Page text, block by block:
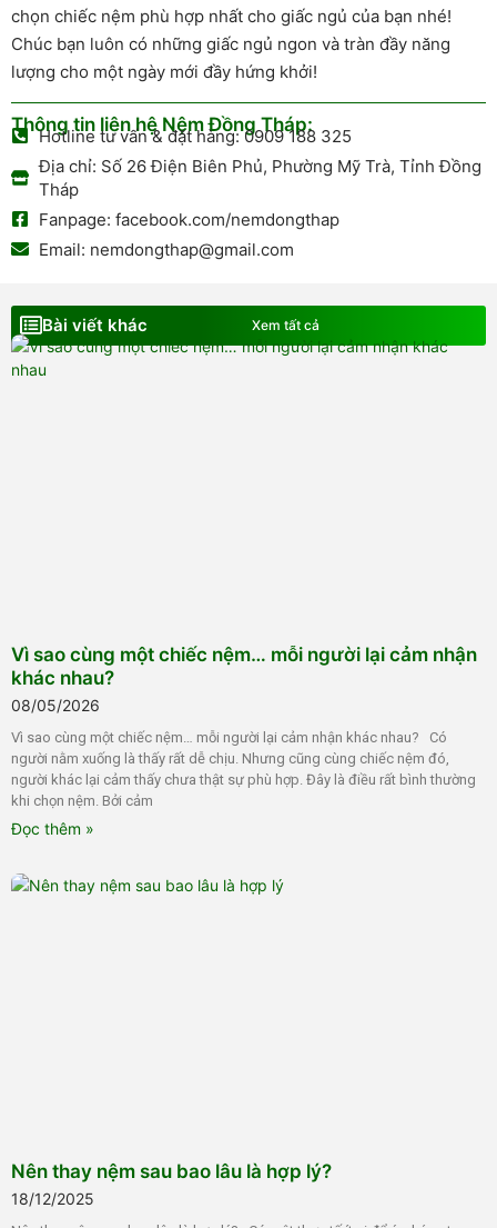
chọn chiếc nệm phù hợp nhất cho giấc ngủ của bạn nhé!
Chúc bạn luôn có những giấc ngủ ngon và tràn đầy năng
lượng cho một ngày mới đầy hứng khởi!
Thông tin liên hệ Nệm Đồng Tháp:
Hotline tư vấn & đặt hàng: 0909 188 325
Địa chỉ: Số 26 Điện Biên Phủ, Phường Mỹ Trà, Tỉnh Đồng
Tháp
Fanpage: facebook.com/nemdongthap
Email: nemdongthap@gmail.com
Bài viết khác Xem tất cả
Vì sao cùng một chiếc nệm… mỗi người lại cảm nhận
khác nhau?
08/05/2026
Vì sao cùng một chiếc nệm… mỗi người lại cảm nhận khác nhau? Có
người nằm xuống là thấy rất dễ chịu. Nhưng cũng cùng chiếc nệm đó,
người khác lại cảm thấy chưa thật sự phù hợp. Đây là điều rất bình thường
khi chọn nệm. Bởi cảm
Đọc thêm »
Nên thay nệm sau bao lâu là hợp lý?
18/12/2025